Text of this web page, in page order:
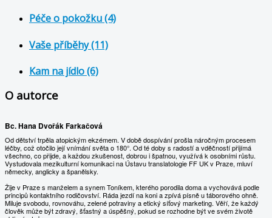
Péče o pokožku (4)
Vaše příběhy (11)
Kam na jídlo (6)
O autorce
Bc. Hana Dvořák Farkačová
Od dětství trpěla atopickým ekzémem. V době dospívání prošla náročným procesem
léčby, což otočilo její vnímání světa o 180°. Od té doby s radostí a vděčností přijímá
všechno, co přijde, a každou zkušenost, dobrou i špatnou, využívá k osobními růstu.
Vystudovala mezikulturní komunikaci na Ústavu translatologie FF UK v Praze, mluví
německy, anglicky a španělsky.
Žije v Praze s manželem a synem Toníkem, kterého porodila doma a vychovává podle
principů kontaktního rodičovství. Ráda jezdí na koni a zpívá písně u táborového ohně.
Miluje svobodu, rovnováhu, zelené potraviny a etický síťový marketing. Věří, že každý
člověk může být zdravý, šťastný a úspěšný, pokud se rozhodne být ve svém životě